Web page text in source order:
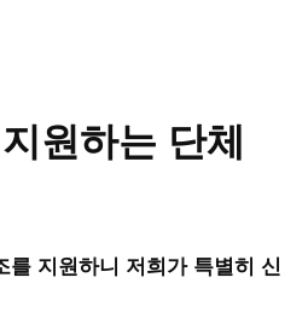
원하는 단체
를 지원하니 저희가 특별히 신